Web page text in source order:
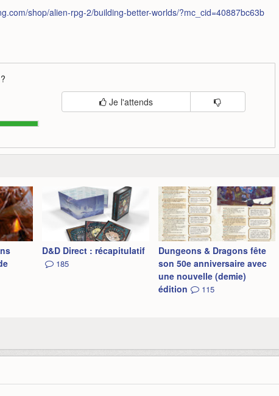
shop/alien-rpg-2/building-better-worlds/?mc_cid=40887bc63b
?
Je l'attends
D&D Direct : récapitulatif
185
Dungeons & Dragons fête
son 50e anniversaire avec
une nouvelle (demie)
édition
115